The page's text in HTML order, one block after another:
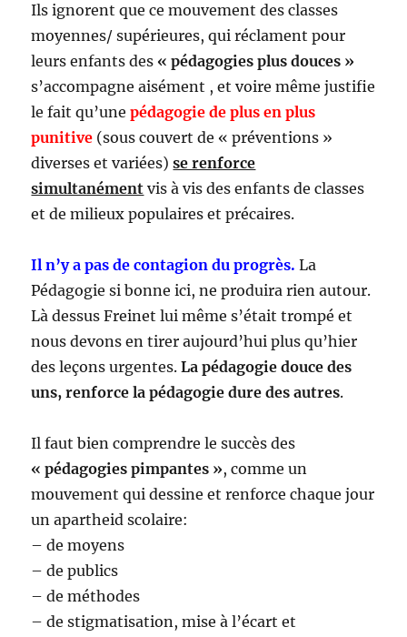
Ils ignorent que ce mouvement des classes
moyennes/ supérieures, qui réclament pour
leurs enfants des « pédagogies plus douces »
s’accompagne aisément , et voire même justifie
le fait qu’unepédagogie de plus en plus
punitive (sous couvert de « préventions »
diverses et variées)se renforce
simultanément vis à vis des enfants de classes
et de milieux populaires et précaires.
Il n’y a pas de contagion du progrès. La
Pédagogie si bonne ici, ne produira rien autour.
Là dessus Freinet lui même s’était trompé et
nous devons en tirer aujourd’hui plus qu’hier
des leçons urgentes.La pédagogie douce des
uns, renforce la pédagogie dure des autres.
Il faut bien comprendre le succès des
« pédagogies pimpantes », comme un
mouvement qui dessine et renforce chaque jour
un apartheid scolaire:
– de moyens
– de publics
– de méthodes
– de stigmatisation, mise à l’écart et